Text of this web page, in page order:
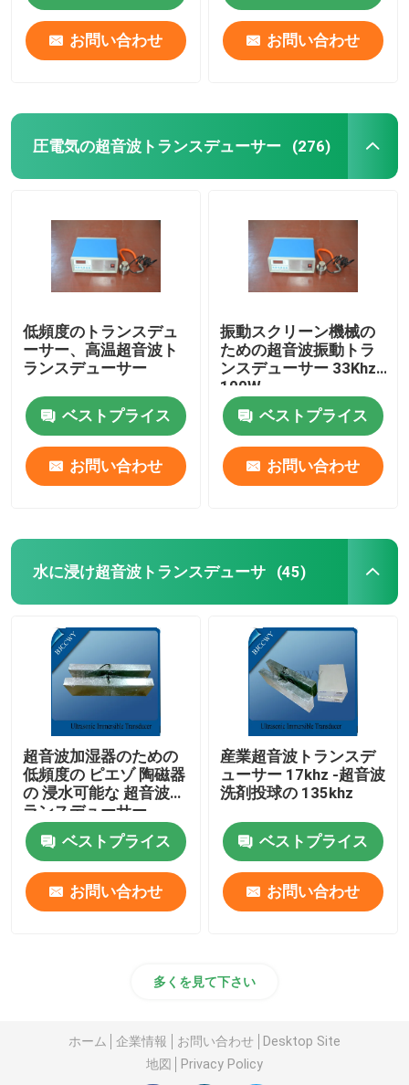
お問い合わせ お問い合わせ
圧電気の超音波トランスデューサー (276)
低頻度のトランスデュ
ーサー、高温超音波ト
ランスデューサー
ベストプライス
お問い合わせ
振動スクリーン機械の
ための超音波振動トラ
ンスデューサー 33Khz
100W
ベストプライス
お問い合わせ
水に浸け超音波トランスデューサ (45)
超音波加湿器のための
低頻度の ピエゾ 陶磁器
の 浸水可能な 超音波ト
ランスデューサー
ベストプライス
お問い合わせ
産業超音波トランスデ
ューサー 17khz -超音波
洗剤投球の 135khz
ベストプライス
お問い合わせ
多くを見て下さい
ホーム 企業情報 お問い合わせ
Desktop Site
地図
Privacy Policy